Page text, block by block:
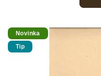
Novinka
Tip